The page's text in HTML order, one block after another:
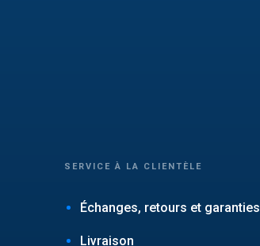
SERVICE À LA CLIENTÈLE
Échanges, retours et garanties
Livraison